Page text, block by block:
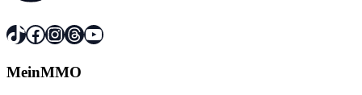
TikTok
Facebook
Instagram
Threads
YouTube
MeinMMO